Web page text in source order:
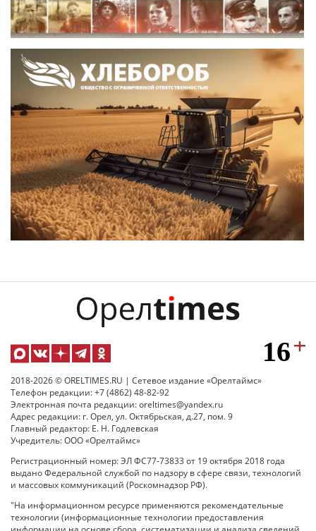
2018-2026 © ORELTIMES.RU | Сетевое издание «Орелтаймс»
Телефон редакции: +7 (4862) 48-82-92
Электронная почта редакции: oreltimes@yandex.ru
Адрес редакции: г. Орел, ул. Октябрьская, д.27, пом. 9
Главный редактор: Е. Н. Годлевская
Учредитель: ООО «Орелтаймс»
Регистрационный номер: ЭЛ ФС77-73833 от 19 октября 2018 года
выдано Федеральной службой по надзору в сфере связи, технологий
и массовых коммуникаций (Роскомнадзор РФ).
"На информационном ресурсе применяются рекомендательные
технологии (информационные технологии предоставления